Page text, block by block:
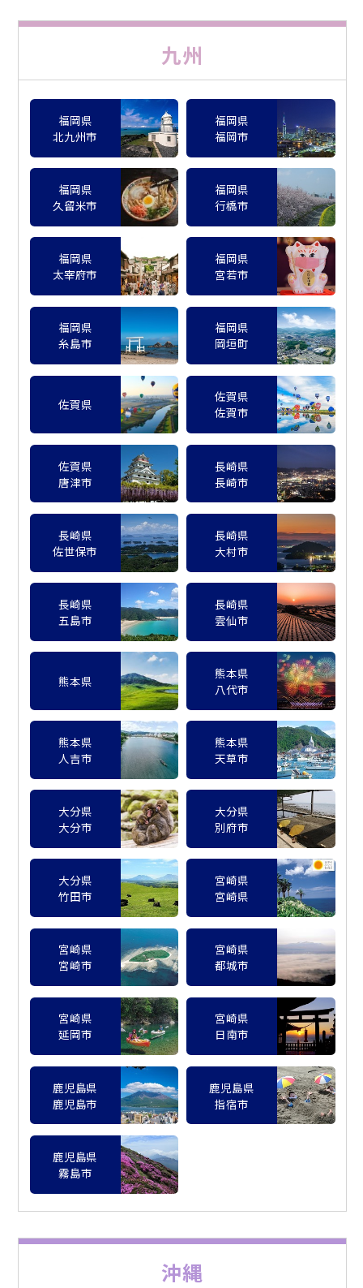
九州
福岡県
北九州市
福岡県
福岡市
福岡県
久留米市
福岡県
行橋市
福岡県
太宰府市
福岡県
宮若市
福岡県
糸島市
福岡県
岡垣町
佐賀県
佐賀県
佐賀市
佐賀県
唐津市
長崎県
長崎市
長崎県
佐世保市
長崎県
大村市
長崎県
五島市
長崎県
雲仙市
熊本県
熊本県
八代市
熊本県
人吉市
熊本県
天草市
大分県
大分市
大分県
別府市
大分県
竹田市
宮崎県
宮崎県
宮崎県
宮崎市
宮崎県
都城市
宮崎県
延岡市
宮崎県
日南市
鹿児島県
鹿児島市
鹿児島県
指宿市
鹿児島県
霧島市
沖縄